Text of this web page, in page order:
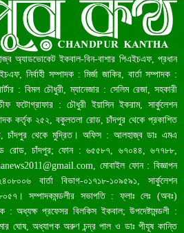
হওয়ার পথে
অ্যাডভোকেট ইকবাল-বিন-বাশার পিএইচএফ, প্রধান
নির্বাহী সম্পাদক : মির্জা জাকির, বার্তা সম্পাদক :
: বিমল চৌধুরী, ম্যানেজার : সেলিম রেজা, সহকারী
ফটোগ্রাফার : চৌধুরী ইয়াসিন ইকরাম, সার্কুলেশন
কর্তৃক ২৫২, বকুলতলা রোড, চাঁদপুর থেকে প্রকাশিত
চাঁদপুর থেকে মুদ্রিত। অফিস : আলহাজ্ব ডাঃ এমএ
রোড, চাঁদপুর; ফোন : ৬৫৫৮৭, ৬৭০৪৪, ৬৭৭৮৮,
, মোবাইল ফোন : বিজ্ঞাপন
বার্তা বিভাগ-০১৭১৮-১০৯৫৯১, সার্কুলেশন
সম্পাদকমন্ডলীর সভাপতি : ফ্লাঃ লেঃ (অবঃ)
: অধ্যক্ষ প্রফেসর বিলকিস ইকবাল; উপদেষ্টামন্ডলী :
ঘোষ, অধ্যাপক অরুণ চন্দ্র পাল ও ডাঃ পীযূষ কান্তি